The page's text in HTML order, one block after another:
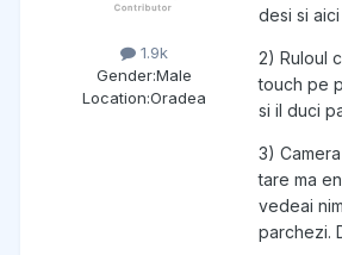
1.9k
Gender:Male
Location:Oradea
desi si
2) Ruloul
touch pe
si il duci
3)
tare ma
vedeai
parchezi.